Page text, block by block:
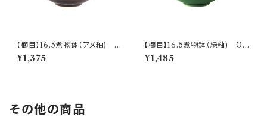
【櫛目】16.5煮物鉢（アメ釉) O
-M05502
¥1,375
【櫛目】16.5煮物鉢（緑釉) O-
M05503
¥1,485
その他の商品